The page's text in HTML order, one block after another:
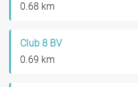
0.68 km
Club 8 BV
0.69 km